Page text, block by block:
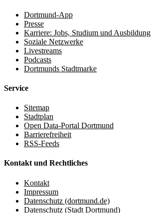
Dortmund-App
Presse
Karriere: Jobs, Studium und Ausbildung
Soziale Netzwerke
Livestreams
Podcasts
Dortmunds Stadtmarke
Service
Sitemap
Stadtplan
Open Data-Portal Dortmund
Barrierefreiheit
RSS-Feeds
Kontakt und Rechtliches
Kontakt
Impressum
Datenschutz (dortmund.de)
Datenschutz (Stadt Dortmund)